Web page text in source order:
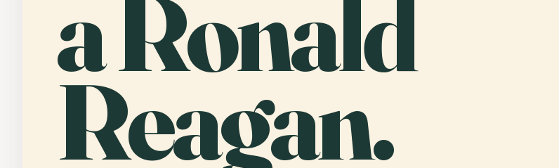
a Ronald
Reagan.